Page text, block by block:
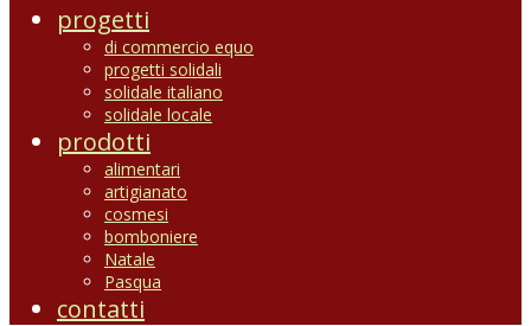
progetti
di commercio equo
progetti solidali
solidale italiano
solidale locale
prodotti
alimentari
artigianato
cosmesi
bomboniere
Natale
Pasqua
contatti